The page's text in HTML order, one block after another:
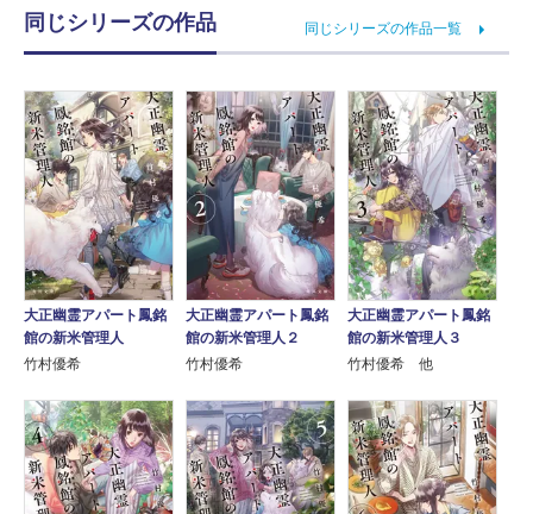
同じシリーズの作品 同じシリーズの作品一覧
大正幽霊アパート鳳銘
館の新米管理人
竹村優希
大正幽霊アパート鳳銘
館の新米管理人２
竹村優希
大正幽霊アパート鳳銘
館の新米管理人３
竹村優希 他